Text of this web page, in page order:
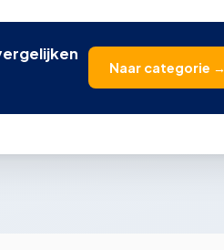
Naar categorie →